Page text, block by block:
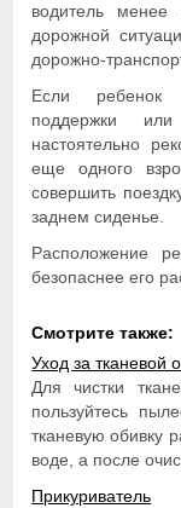
водитель менее
дорожной
дорожно-
Если ребенок
поддержки
настоятельно
еще одного
совершить
заднем сиденье.
Расположение
безопаснее его
Смотрите также:
Уход за тканевой
Для чистки
пользуйтесь
тканевую обивку
воде, а после
Прикуриватель